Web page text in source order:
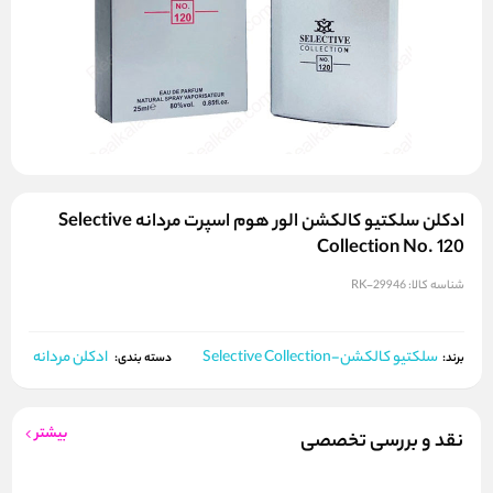
ادکلن سلکتیو کالکشن الور هوم اسپرت مردانه Selective
Collection No. 120
شناسه کالا:RK-29946
برند: سلکتیو کالکشن-Selective Collection دسته بندی: ادکلن مردانه
نقد و بررسی تخصصی بیشتر